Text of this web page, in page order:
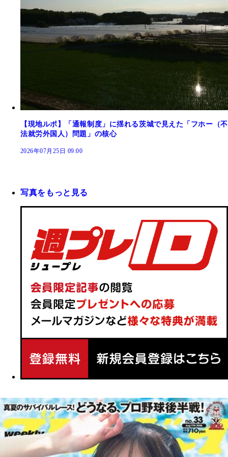
【現地ルポ】「通報制度」に揺れる茨城で見えた「フホー（不
法就労外国人）問題」の核心
2026年07月25日 09:00
写真をもっと見る